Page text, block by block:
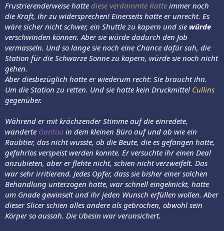
Frustrierenderweise hatte diese verdammte Ratte immer noch
die Kraft, ihr zu widersprechen! Einerseits hatte er unrecht. Es
wäre sicher nicht schwer, ein Shuttle zu kapern und sie würde
verschwinden können. Aber sie würde dadurch den Job
vermasseln. Und so lange sie noch eine Chance dafür sah, die
Station für die Schwarze Sonne zu kapern, würde sie noch nicht
gehen.
Aber diesbezüglich hatte er wiederum recht: Sie braucht ihn.
Um die Station zu retten. Und sie hatte kein Druckmittel Cullins
gegenüber.
Während er mit krächzender Stimme auf die einredete,
wanderte Gantou in dem kleinen Büro auf und ab wie ein
Raubtier, das nicht wusste, ob die Beute, die es gefangen hatte,
gefahrlos verspeist werden konnte. Er versuchte ihr einen Deal
anzubieten, aber er flehte nicht, schien nicht verzweifelt. Das
war sehr irritierend. Jedes Opfer, dass sie bisher einer solchen
Behandlung unterzogen hatte, war schnell eingeknickt, hatte
um Gnade gewinselt und ihr jeden Wunsch erfüllen wollen. Aber
dieser Slicer schien alles andere als gebrochen, obwohl sein
Körper so aussah. Die Ubesin war verunsichert.